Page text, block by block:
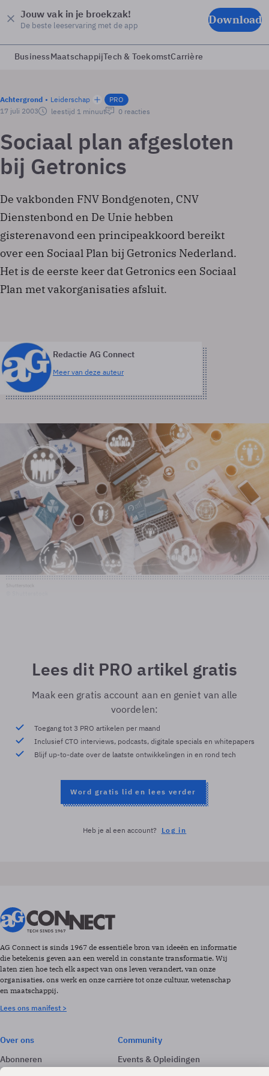
Jouw vak in je broekzak!
De beste leeservaring met de app Download
BusinessMaatschappijTech & ToekomstCarrière
Achtergrond Leiderschap
PRO
17 juli 2003
leestijd 1 minuut 0 reacties
Sociaal plan afgesloten
bij Getronics
De vakbonden FNV Bondgenoten, CNV
Dienstenbond en De Unie hebben
gisterenavond een principeakkoord bereikt
over een Sociaal Plan bij Getronics Nederland.
Het is de eerste keer dat Getronics een Sociaal
Plan met vakorganisaties afsluit.
Redactie AG Connect
Meer van deze auteur
Lees dit PRO artikel gratis
Maak een gratis account aan en geniet van alle
voordelen:
Toegang tot 3 PRO artikelen per maand
Inclusief CTO interviews, podcasts, digitale specials en whitepapers
Blijf up-to-date over de laatste ontwikkelingen in en rond tech
Word gratis lid en lees verder
Heb je al een account? Log in
AG Connect is sinds 1967 de essentiële bron van ideeën en informatie
die betekenis geven aan een wereld in constante transformatie. Wij
laten zien hoe tech elk aspect van ons leven verandert, van onze
organisaties, ons werk en onze carrière tot onze cultuur, wetenschap
en maatschappij.
Lees ons manifest >
Over ons
Abonneren
Adverteren
Community
Events & Opleidingen